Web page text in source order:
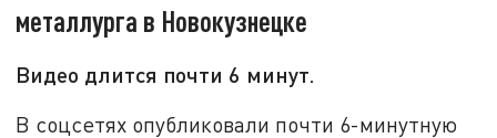
металлурга в Новокузнецке
Видео длится почти 6 минут.
В соцсетях опубликовали почти 6-минутную